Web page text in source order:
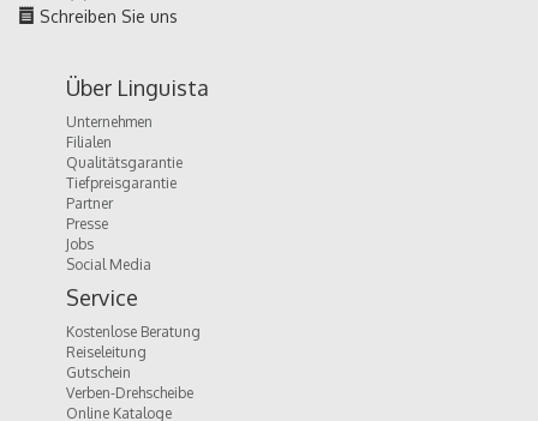
Schreiben Sie uns
Über Linguista
Unternehmen
Filialen
Qualitätsgarantie
Tiefpreisgarantie
Partner
Presse
Jobs
Social Media
Service
Kostenlose Beratung
Reiseleitung
Gutschein
Verben-Drehscheibe
Online Kataloge